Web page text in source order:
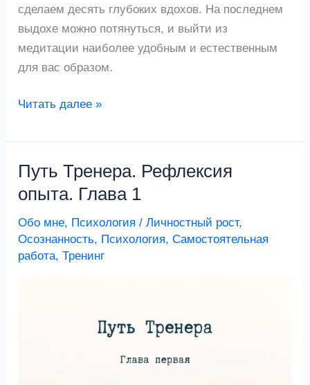
сделаем десять глубоких вдохов. На последнем
выдохе можно потянуться, и выйти из
медитации наиболее удобным и естественным
для вас образом.
Читать далее »
Путь Тренера. Рефлексия
опыта. Глава 1
Обо мне, Психология /Личностный рост,
Осознанность, Психология,Самостоятельная
работа,Тренинг
Путь
Тренера.
опыта.
Глава
1